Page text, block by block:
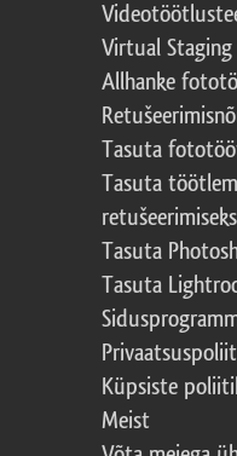
Virtual Staging
Allhanke
Tasuta
Tasuta
retušeerimiseks
Tasuta
Tasuta
Küpsiste
Meist